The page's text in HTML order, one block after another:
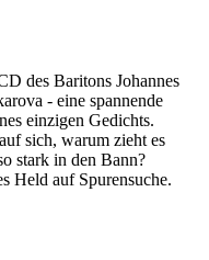
des Baritons Johannes
- eine spannende
einzigen Gedichts.
sich, warum zieht es
stark in den Bann?
Held auf Spurensuche.